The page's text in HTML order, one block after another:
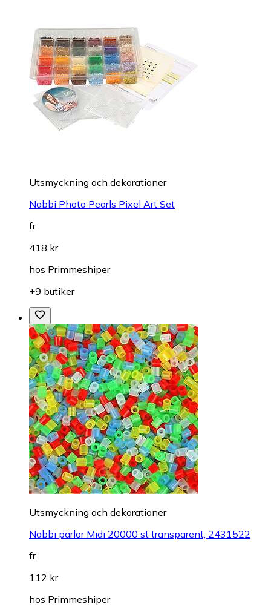
Utsmyckning och dekorationer
Nabbi Photo Pearls Pixel Art Set
fr.
418 kr
hos Primmeshiper
+9 butiker
Utsmyckning och dekorationer
Nabbi pärlor Midi 20000 st transparent, 2431522
fr.
112 kr
hos Primmeshiper